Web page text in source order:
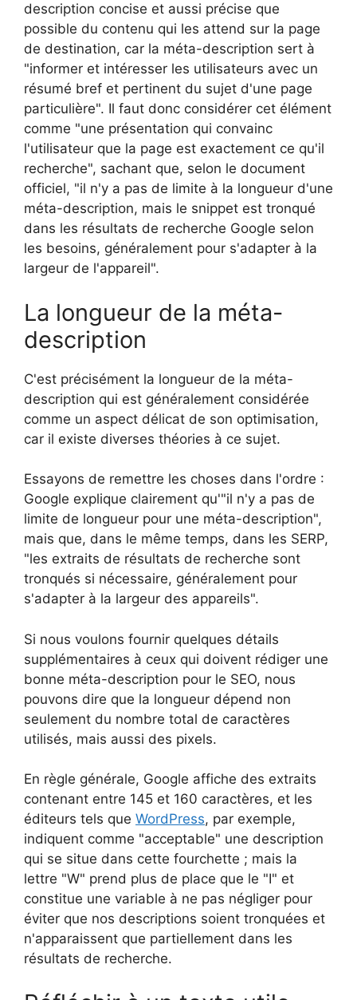
description concise et aussi précise que
possible du contenu qui les attend sur la page
de destination, car la méta-description sert à
"informer et intéresser les utilisateurs avec un
résumé bref et pertinent du sujet d'une page
particulière". Il faut donc considérer cet élément
comme "une présentation qui convainc
l'utilisateur que la page est exactement ce qu'il
recherche", sachant que, selon le document
officiel, "il n'y a pas de limite à la longueur d'une
méta-description, mais le snippet est tronqué
dans les résultats de recherche Google selon
les besoins, généralement pour s'adapter à la
largeur de l'appareil".
La longueur de la méta-
description
C'est précisément la longueur de la méta-
description qui est généralement considérée
comme un aspect délicat de son optimisation,
car il existe diverses théories à ce sujet.
Essayons de remettre les choses dans l'ordre :
Google explique clairement qu'"il n'y a pas de
limite de longueur pour une méta-description",
mais que, dans le même temps, dans les SERP,
"les extraits de résultats de recherche sont
tronqués si nécessaire, généralement pour
s'adapter à la largeur des appareils".
Si nous voulons fournir quelques détails
supplémentaires à ceux qui doivent rédiger une
bonne méta-description pour le SEO, nous
pouvons dire que la longueur dépend non
seulement du nombre total de caractères
utilisés, mais aussi des pixels.
En règle générale, Google affiche des extraits
contenant entre 145 et 160 caractères, et les
éditeurs tels que WordPress, par exemple,
indiquent comme "acceptable" une description
qui se situe dans cette fourchette ; mais la
lettre "W" prend plus de place que le "I" et
constitue une variable à ne pas négliger pour
éviter que nos descriptions soient tronquées et
n'apparaissent que partiellement dans les
résultats de recherche.